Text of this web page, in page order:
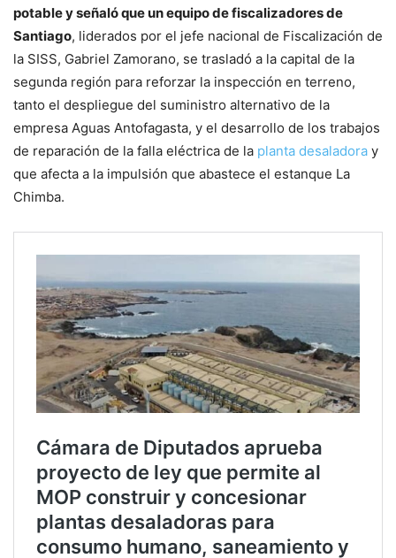
potable y señaló que un equipo de fiscalizadores de
Santiago, liderados por el jefe nacional de Fiscalización de
la SISS, Gabriel Zamorano, se trasladó a la capital de la
segunda región para reforzar la inspección en terreno,
tanto el despliegue del suministro alternativo de la
empresa Aguas Antofagasta, y el desarrollo de los trabajos
de reparación de la falla eléctrica de la planta desaladora y
que afecta a la impulsión que abastece el estanque La
Chimba.